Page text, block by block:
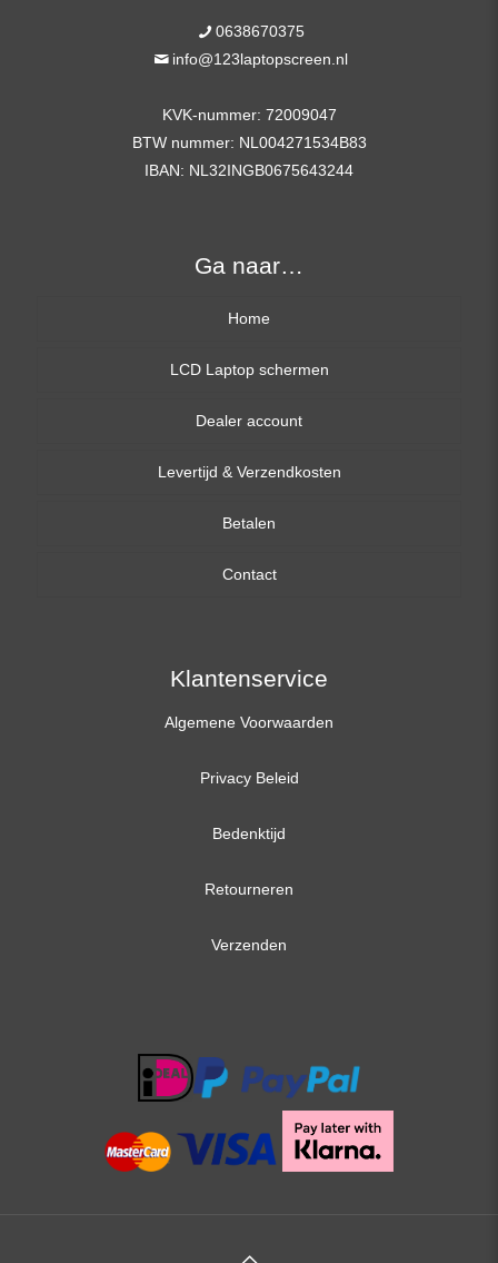
0638670375
info@123laptopscreen.nl
KVK-nummer: 72009047
BTW nummer: NL004271534B83
IBAN: NL32INGB0675643244
Ga naar…
Home
LCD Laptop schermen
13,3 inch
14,0 inch
15,6 inch
17,3 inch
Dealer account
Levertijd & Verzendkosten
Betalen
Contact
Klantenservice
Algemene Voorwaarden
Privacy Beleid
Bedenktijd
Retourneren
Verzenden